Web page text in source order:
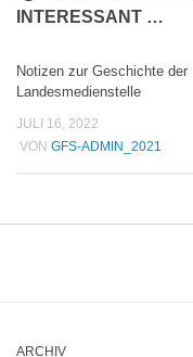
INTERESSANT …
Notizen zur Geschichte der
Landesmedienstelle
JULI 16, 2022
VON GFS-ADMIN_2021
ARCHIV